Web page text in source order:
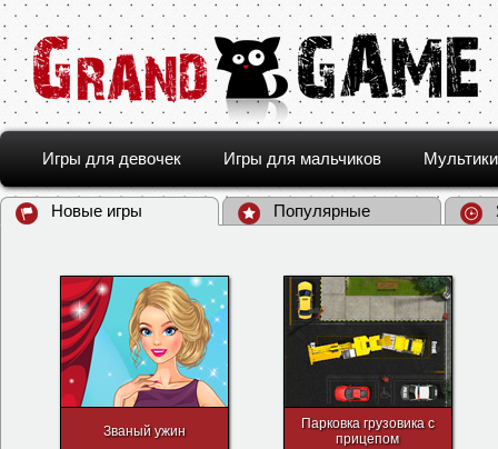
Игры для девочек Игры для мальчиков Мультики
Новые игры Популярные
Званый ужин
Парковка грузовика с
прицепом